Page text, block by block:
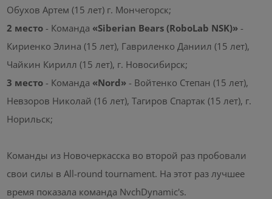
Обухов Артем (15 лет) г. Мончегорск;
2 место - Команда «Siberian Bears (RoboLab NSK)» -
Кириенко Элина (15 лет), Гавриленко Даниил (15 лет),
Чайкин Кирилл (15 лет), г. Новосибирск;
3 место - Команда «Nord» - Войтенко Степан (15 лет),
Невзоров Николай (16 лет), Тагиров Спартак (15 лет), г.
Норильск;
Команды из Новочеркасска во второй раз пробовали
свои силы в All-round tournament. На этот раз лучшее
время показала команда NvchDynamic's.